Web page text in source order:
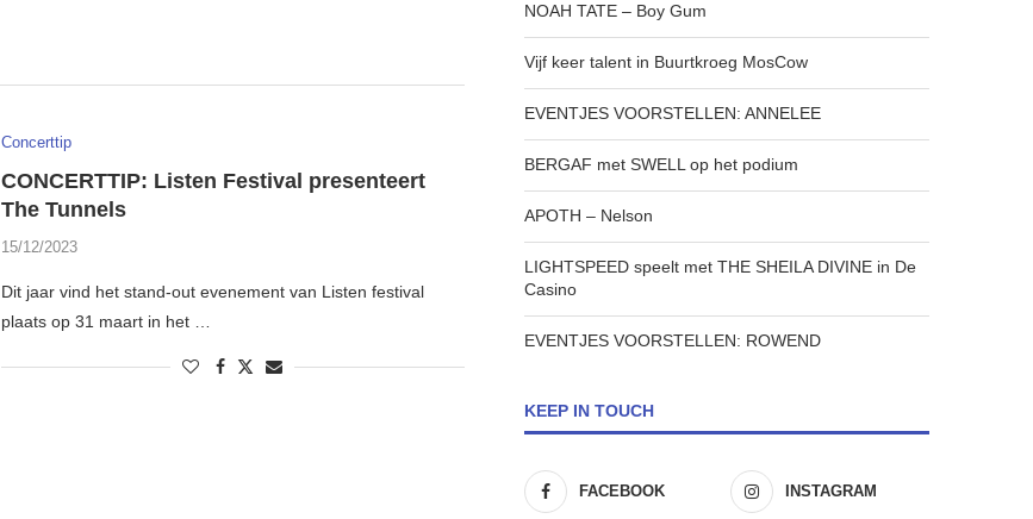
Concerttip
CONCERTTIP: Listen Festival presenteert
The Tunnels
15/12/2023
Dit jaar vind het stand-out evenement van Listen festival
plaats op 31 maart in het …
NOAH TATE – Boy Gum
Vijf keer talent in Buurtkroeg MosCow
EVENTJES VOORSTELLEN: ANNELEE
BERGAF met SWELL op het podium
APOTH – Nelson
LIGHTSPEED speelt met THE SHEILA DIVINE in De
Casino
EVENTJES VOORSTELLEN: ROWEND
KEEP IN TOUCH
FACEBOOK INSTAGRAM